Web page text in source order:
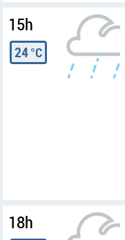
15h
24°C
18h